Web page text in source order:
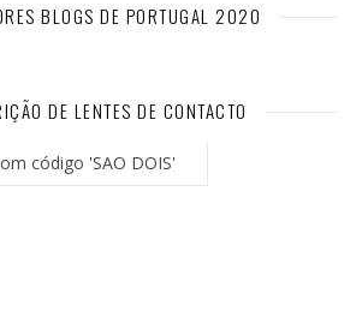
BLOGS DE PORTUGAL 2020
DE LENTES DE CONTACTO
código 'SAO DOIS'